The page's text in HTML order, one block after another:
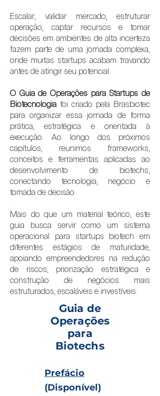
Escalar, validar mercado, estruturar
operação, captar recursos e tomar
decisões em ambientes de alta incerteza
fazem parte de uma jornada complexa,
onde muitas startups acabam travando
antes de atingir seu potencial.
O Guia de Operações para Startups de
Biotecnologia foi criado pela Brasbiotec
para organizar essa jornada de forma
prática, estratégica e orientada à
execução. Ao longo dos próximos
capítulos, reunimos frameworks,
conceitos e ferramentas aplicadas ao
desenvolvimento de biotechs,
conectando tecnologia, negócio e
tomada de decisão.
Mais do que um material teórico, este
guia busca servir como um sistema
operacional para startups biotech em
diferentes estágios de maturidade,
apoiando empreendedores na redução
de riscos, priorização estratégica e
construção de negócios mais
estruturados, escaláveis e investíveis.
Guia de
Operações
para
Biotechs
Prefácio
(Disponível)